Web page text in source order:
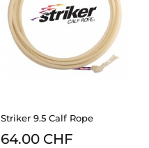
Striker 9.5 Calf Rope
64.00 CHF